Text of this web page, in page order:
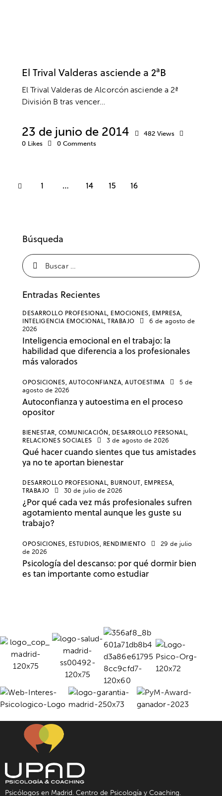
El Trival Valderas asciende a 2ªB
El Trival Valderas de Alcorcón asciende a 2ª
División B tras vencer…
23 de junio de 2014 482 Views
0 Likes 0 Comments
1 … 14 15 16
Búsqueda
Entradas Recientes
DESARROLLO PROFESIONAL, EMOCIONES, EMPRESA,
INTELIGENCIA EMOCIONAL, TRABAJO
6 de agosto de
2026
Inteligencia emocional en el trabajo: la
habilidad que diferencia a los profesionales
más valorados
OPOSICIONES, AUTOCONFIANZA, AUTOESTIMA
5 de
agosto de 2026
Autoconfianza y autoestima en el proceso
opositor
BIENESTAR, COMUNICACIÓN, DESARROLLO PERSONAL,
RELACIONES SOCIALES
3 de agosto de 2026
Qué hacer cuando sientes que tus amistades
ya no te aportan bienestar
DESARROLLO PROFESIONAL, BURNOUT, EMPRESA,
TRABAJO
30 de julio de 2026
¿Por qué cada vez más profesionales sufren
agotamiento mental aunque les guste su
trabajo?
OPOSICIONES, ESTUDIOS, RENDIMIENTO
29 de julio
de 2026
Psicología del descanso: por qué dormir bien
es tan importante como estudiar
Psicólogos en Madrid. Centro de Psicología y Coaching.